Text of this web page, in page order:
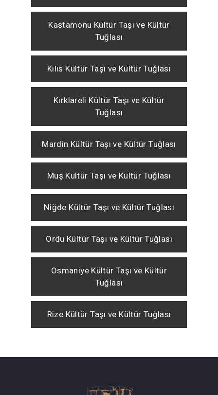
Kastamonu Kültür Taşı ve Kültür
Tuğlası
Kilis Kültür Taşı ve Kültür Tuğlası
Kırklareli Kültür Taşı ve Kültür
Tuğlası
Mardin Kültür Taşı ve Kültür Tuğlası
Muş Kültür Taşı ve Kültür Tuğlası
Niğde Kültür Taşı ve Kültür Tuğlası
Ordu Kültür Taşı ve Kültür Tuğlası
Osmaniye Kültür Taşı ve Kültür
Tuğlası
Rize Kültür Taşı ve Kültür Tuğlası